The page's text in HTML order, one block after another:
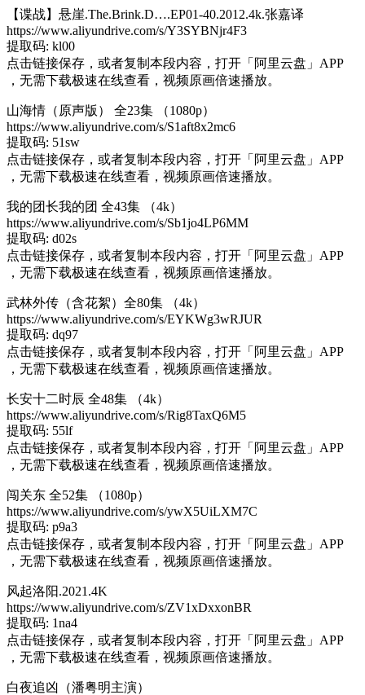
【谍战】悬崖.The.Brink.D….EP01-40.2012.4k.张嘉译
https://www.aliyundrive.com/s/Y3SYBNjr4F3
提取码: kl00
点击链接保存，或者复制本段内容，打开「阿里云盘」APP
，无需下载极速在线查看，视频原画倍速播放。
山海情（原声版） 全23集 （1080p）
https://www.aliyundrive.com/s/S1aft8x2mc6
提取码: 51sw
点击链接保存，或者复制本段内容，打开「阿里云盘」APP
，无需下载极速在线查看，视频原画倍速播放。
我的团长我的团 全43集 （4k）
https://www.aliyundrive.com/s/Sb1jo4LP6MM
提取码: d02s
点击链接保存，或者复制本段内容，打开「阿里云盘」APP
，无需下载极速在线查看，视频原画倍速播放。
武林外传（含花絮）全80集 （4k）
https://www.aliyundrive.com/s/EYKWg3wRJUR
提取码: dq97
点击链接保存，或者复制本段内容，打开「阿里云盘」APP
，无需下载极速在线查看，视频原画倍速播放。
长安十二时辰 全48集 （4k）
https://www.aliyundrive.com/s/Rig8TaxQ6M5
提取码: 55lf
点击链接保存，或者复制本段内容，打开「阿里云盘」APP
，无需下载极速在线查看，视频原画倍速播放。
闯关东 全52集 （1080p）
https://www.aliyundrive.com/s/ywX5UiLXM7C
提取码: p9a3
点击链接保存，或者复制本段内容，打开「阿里云盘」APP
，无需下载极速在线查看，视频原画倍速播放。
风起洛阳.2021.4K
https://www.aliyundrive.com/s/ZV1xDxxonBR
提取码: 1na4
点击链接保存，或者复制本段内容，打开「阿里云盘」APP
，无需下载极速在线查看，视频原画倍速播放。
白夜追凶（潘粤明主演）